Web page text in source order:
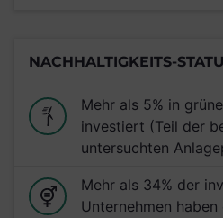
NACHHALTIGKEITS-
Mehr als 5% in
investiert (Teil der
untersuchten
Mehr als 34% der
Unternehmen